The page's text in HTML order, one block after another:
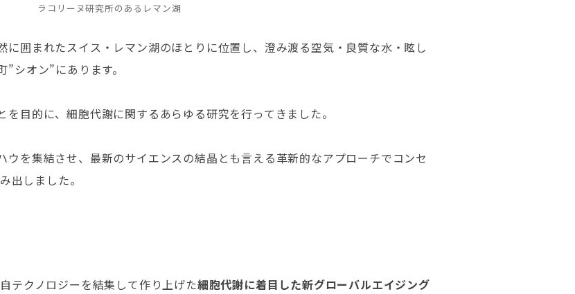
ラコリーヌ研究所のあるレマン湖
に囲まれたスイス・レマン湖のほとりに位置し、澄み渡る空気・良質な水・眩し
シオン”にあります。
目的に、細胞代謝に関するあらゆる研究を行ってきました。
を集結させ、最新のサイエンスの結晶とも言える革新的なアプローチでコンセ
出しました。
テクノロジーを結集して作り上げた細胞代謝に着目した新グローバルエイジング